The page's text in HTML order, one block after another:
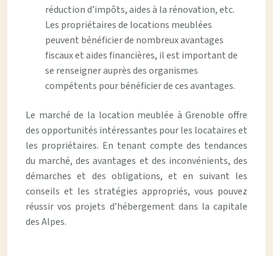
réduction d’impôts, aides à la rénovation, etc.
Les propriétaires de locations meublées
peuvent bénéficier de nombreux avantages
fiscaux et aides financières, il est important de
se renseigner auprès des organismes
compétents pour bénéficier de ces avantages.
Le marché de la location meublée à Grenoble offre
des opportunités intéressantes pour les locataires et
les propriétaires. En tenant compte des tendances
du marché, des avantages et des inconvénients, des
démarches et des obligations, et en suivant les
conseils et les stratégies appropriés, vous pouvez
réussir vos projets d’hébergement dans la capitale
des Alpes.